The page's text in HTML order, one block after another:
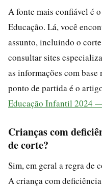
A fonte mais confiável é
Educação. Lá, você
assunto, incluindo o
consultar sites
as informações com base
ponto de partida é o
Educação Infantil 2024
Crianças com
de corte?
Sim, em geral a regra de
A criança com